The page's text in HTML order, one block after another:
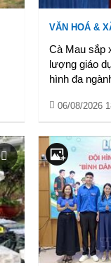
VĂN HOÁ &
Cà Mau sắp
lượng giáo
hình đa
06/08/2026